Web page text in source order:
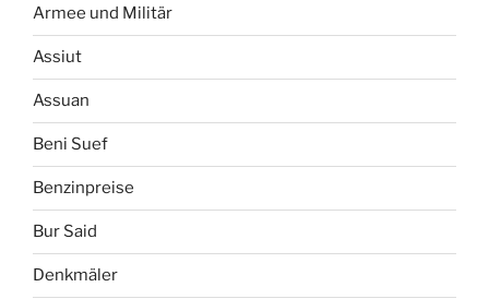
Armee und Militär
Assiut
Assuan
Beni Suef
Benzinpreise
Bur Said
Denkmäler